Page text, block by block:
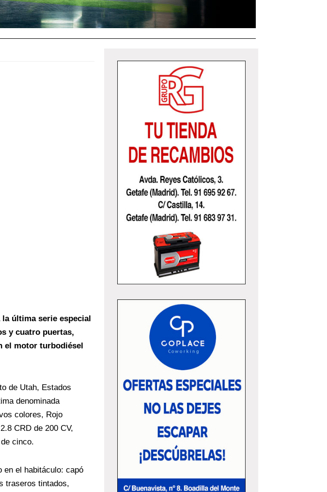
la última serie especial
y cuatro puertas,
el motor turbodiésel
de Utah, Estados
denominada
colores, Rojo
CRD de 200 CV,
cinco.
en el habitáculo: capó
traseros tintados,